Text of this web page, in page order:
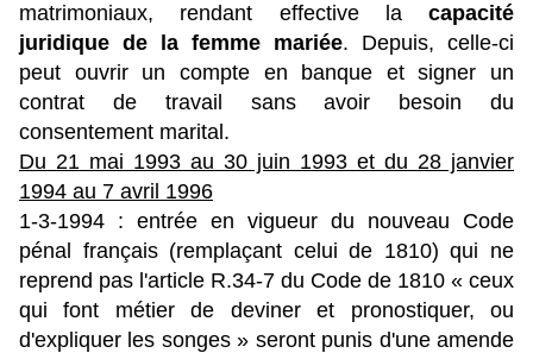
matrimoniaux, rendant effective la capacité
juridique de la femme mariée. Depuis, celle-ci
peut ouvrir un compte en banque et signer un
contrat de travail sans avoir besoin du
consentement marital.
Du 21 mai 1993 au 30 juin 1993 et du 28 janvier
1994 au 7 avril 1996
1-3-1994 : entrée en vigueur du nouveau Code
pénal français (remplaçant celui de 1810) qui ne
reprend pas l'article R.34-7 du Code de 1810 « ceux
qui font métier de deviner et pronostiquer, ou
d'expliquer les songes » seront punis d'une amende